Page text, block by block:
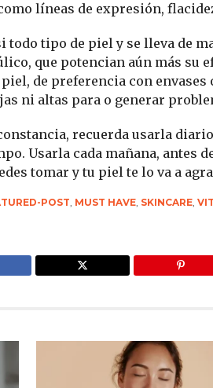
líneas de expresión,
todo tipo de piel y se lleva de
que potencian aún más su
de preferencia con
ni altas para o generar
recuerda usarla
Usarla cada mañana, antes
tomar y tu piel te lo va a
POST, MUST HAVE, SKINCARE,